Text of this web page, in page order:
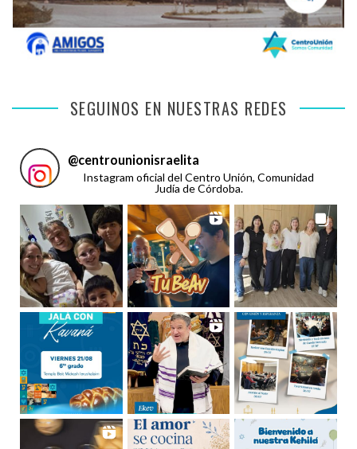
SEGUINOS EN NUESTRAS REDES
@centrounionisraelita
Instagram oficial del Centro Unión, Comunidad
Judía de Córdoba.